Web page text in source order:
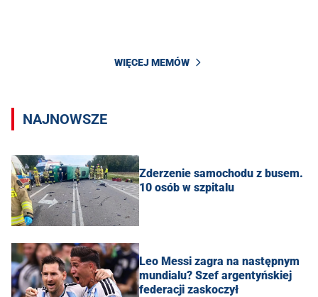
WIĘCEJ MEMÓW
NAJNOWSZE
Zderzenie samochodu z busem.
10 osób w szpitalu
Leo Messi zagra na następnym
mundialu? Szef argentyńskiej
federacji zaskoczył